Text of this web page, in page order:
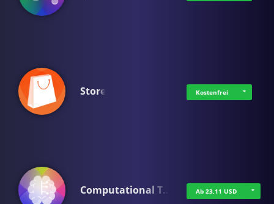
Store Kostenfrei
Computational T… Ab 23,11 USD